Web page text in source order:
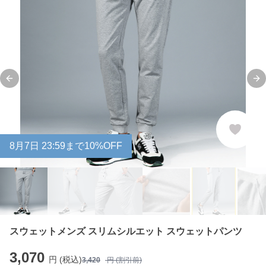
Previous slide
8月 7 日 23:59まで10%OFF
スウェットメンズ スリムシルエット スウェットパンツ
3,070 円 (税込)3,420 円 (割引前)